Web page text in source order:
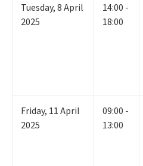
Tuesday,8April
2025
14:00 -
18:00
Friday, 11April
2025
09:00 -
13:00